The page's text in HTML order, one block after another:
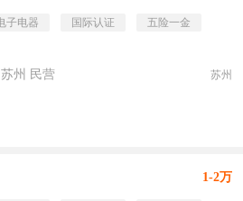
子电器 国际认证
五险一金
州 民营 苏州
1-2万